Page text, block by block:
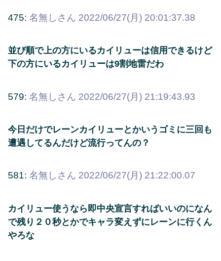
475: 名無しさん 2022/06/27(月) 20:01:37.38
並び順で上の方にいるカイリューは信用できるけど
下の方にいるカイリューは9割地雷だわ
579: 名無しさん 2022/06/27(月) 21:19:43.93
今日だけでレーンカイリューとかいうゴミに三回も
遭遇してるんだけど流行ってんの？
581: 名無しさん 2022/06/27(月) 21:22:00.07
カイリュー使うなら即中央宣言すればいいのになん
で残り２０秒とかでキャラ変えずにレーンに行くん
やろな